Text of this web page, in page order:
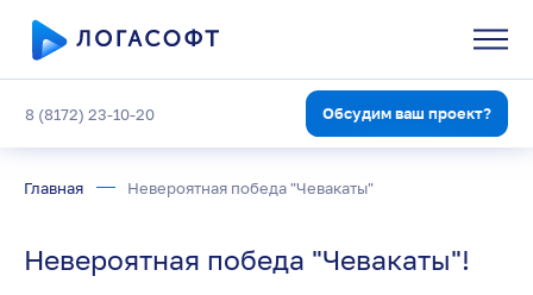
8 (8172) 23-10-20 Обсудим ваш проект?
Главная Невероятная победа "Чевакаты"
Невероятная победа "Чевакаты"!